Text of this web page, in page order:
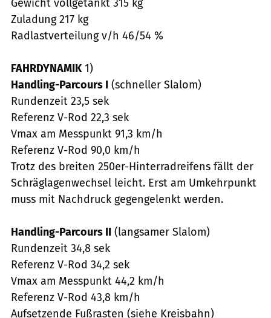
Gewicht vollgetankt 315 kg
Zuladung 217 kg
Radlastverteilung v/h 46/54 %
FAHRDYNAMIK1)
Handling-Parcours I (schneller Slalom)
Rundenzeit 23,5 sek
Referenz V-Rod 22,3 sek
Vmax am Messpunkt 91,3 km/h
Referenz V-Rod 90,0 km/h
Trotz des breiten 250er-Hinterradreifens fällt der
Schräglagenwechsel leicht. Erst am Umkehrpunkt
muss mit Nachdruck gegengelenkt werden.
Handling-Parcours II (langsamer Slalom)
Rundenzeit 34,8 sek
Referenz V-Rod 34,2 sek
Vmax am Messpunkt 44,2 km/h
Referenz V-Rod 43,8 km/h
Aufsetzende Fußrasten (siehe Kreisbahn)